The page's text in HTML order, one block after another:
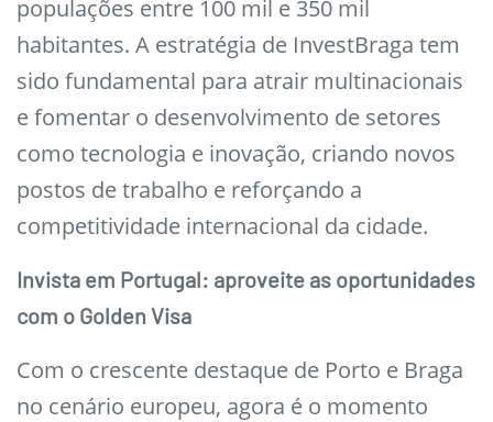
populações entre 100 mil e 350 mil
habitantes. A estratégia de InvestBraga tem
sido fundamental para atrair multinacionais
e fomentar o desenvolvimento de setores
como tecnologia e inovação, criando novos
postos de trabalho e reforçando a
competitividade internacional da cidade.
Invista em Portugal: aproveite as oportunidades
com o Golden Visa
Com o crescente destaque de Porto e Braga
no cenário europeu, agora é o momento